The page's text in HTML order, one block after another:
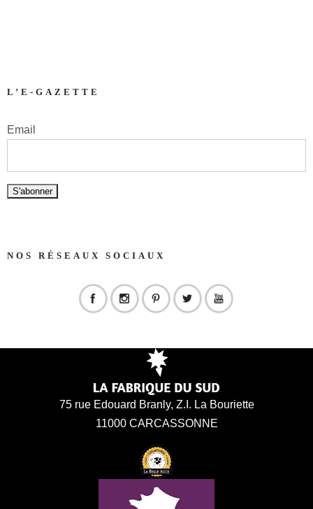
L’E-GAZETTE
Email
NOS RÉSEAUX SOCIAUX
75 rue Edouard Branly, Z.I. La Bouriette
11000 CARCASSONNE